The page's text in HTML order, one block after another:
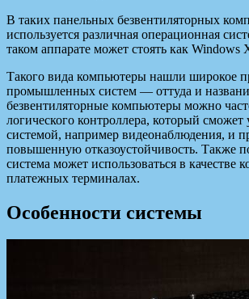
В таких панельных безвентиляторных
используется различная операционная
таком аппарате может стоять как Windows
Такого вида компьютеры нашли широкое
промышленных систем — оттуда и
безвентиляторные компьютеры можно
логического контроллера, который сможет
системой, например видеонаблюдения, и
повышенную отказоустойчивость. Также
система может использоваться в качестве
платежных терминалах.
Особенности системы